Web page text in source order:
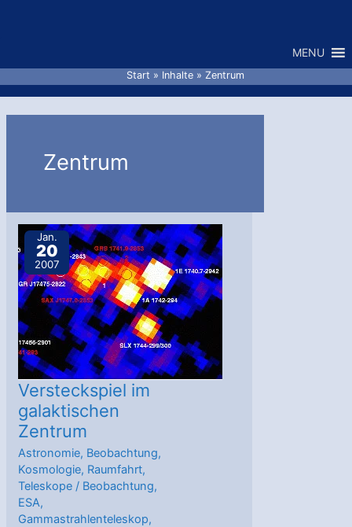
MENU
Start Inhalte Zentrum
Zentrum
Jan.
20
2007
Versteckspiel im
galaktischen
Zentrum
Astronomie, Beobachtung,
Kosmologie, Raumfahrt,
Teleskope / Beobachtung,
ESA,
Gammastrahlenteleskop,